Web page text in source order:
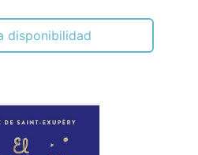
disponibilidad